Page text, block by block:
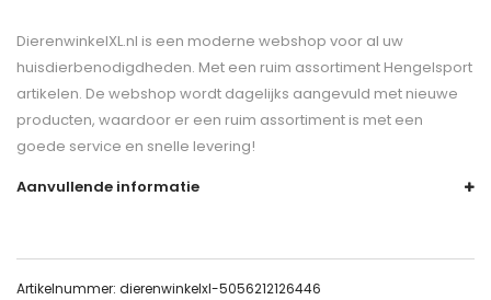
DierenwinkelXL.nl is een moderne webshop voor al uw
huisdierbenodigdheden. Met een ruim assortiment Hengelsport
artikelen. De webshop wordt dagelijks aangevuld met nieuwe
producten, waardoor er een ruim assortiment is met een
goede service en snelle levering!
Aanvullende informatie
Artikelnummer: dierenwinkelxl-5056212126446